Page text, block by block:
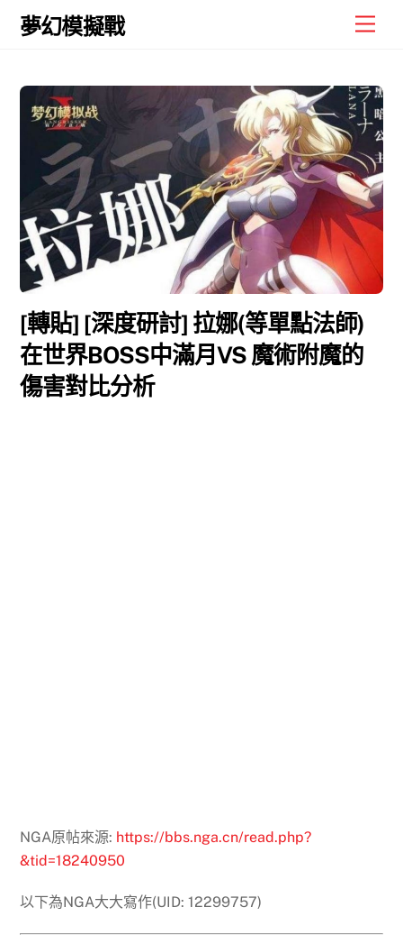
Skip
夢幻模擬戰
[轉貼] [深度研討] 拉娜(等單點法師)
在世界BOSS中滿月VS 魔術附魔的
傷害對比分析
NGA原帖來源: https://bbs.nga.cn/read.php?
&tid=18240950
以下為NGA大大寫作(UID: 12299757)